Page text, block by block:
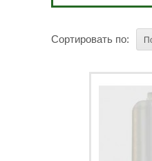
Сортировать по: